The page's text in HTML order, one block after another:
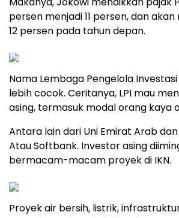
persen menjadi 11 persen, dan
12 persen pada tahun depan.
Nama Lembaga Pengelola
lebih cocok. Ceritanya, LPI mau
asing, termasuk modal orang kaya
Antara lain dari Uni Emirat Arab dan
Atau Softbank. Investor asing
bermacam-macam proyek di IKN.
Proyek air bersih, listrik,